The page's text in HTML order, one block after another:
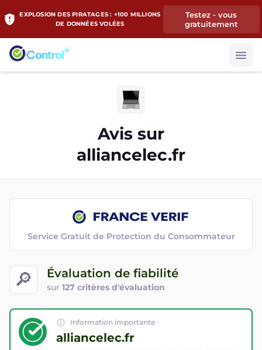
EXPLOSION DES PIRATAGES : +100 MILLIONS
DE DONNÉES VOLÉES
Testez - vous
gratuitement
Avis sur
alliancelec.fr
🔎 Évaluation de fiabilité
sur 127 critères d'évaluation
Service Gratuit de Protection du Consommateur
Information importante
alliancelec.fr